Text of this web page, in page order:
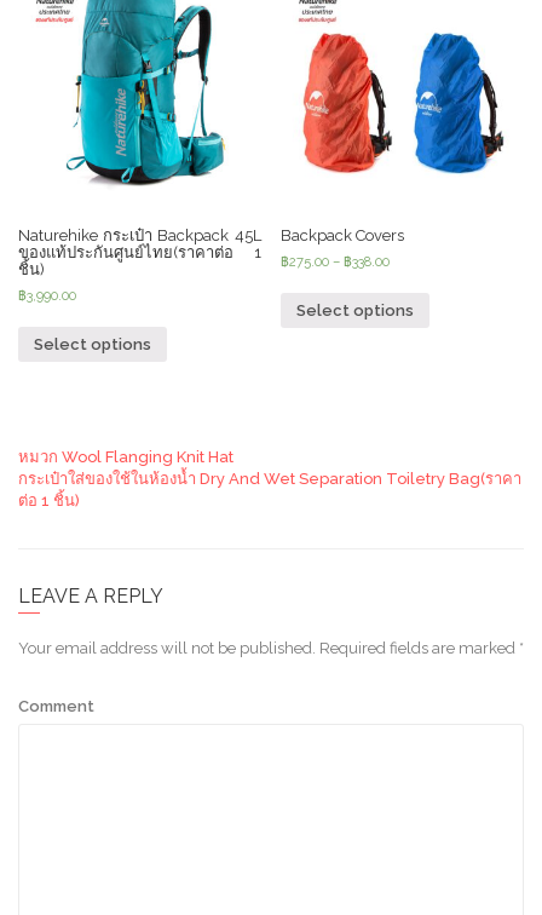
Naturehike กระเป๋า Backpack 45L
ของแท้ประกันศูนย์ไทย(ราคาต่อ 1
ชิ้น)
฿3,990.00
Select options
Backpack Covers
฿275.00 –฿338.00
Select options
หมวก Wool Flanging Knit Hat
กระเป๋าใส่ของใช้ในห้องน้ำ Dry And Wet Separation Toiletry Bag(ราคา
ต่อ 1 ชิ้น)
LEAVE A REPLY
Your email address will not be published. Required fields are marked *
Comment